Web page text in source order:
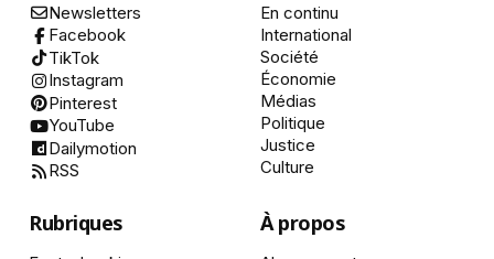
Newsletters
Facebook
TikTok
Instagram
Pinterest
YouTube
Dailymotion
RSS
En continu
International
Société
Économie
Médias
Politique
Justice
Culture
Rubriques À propos